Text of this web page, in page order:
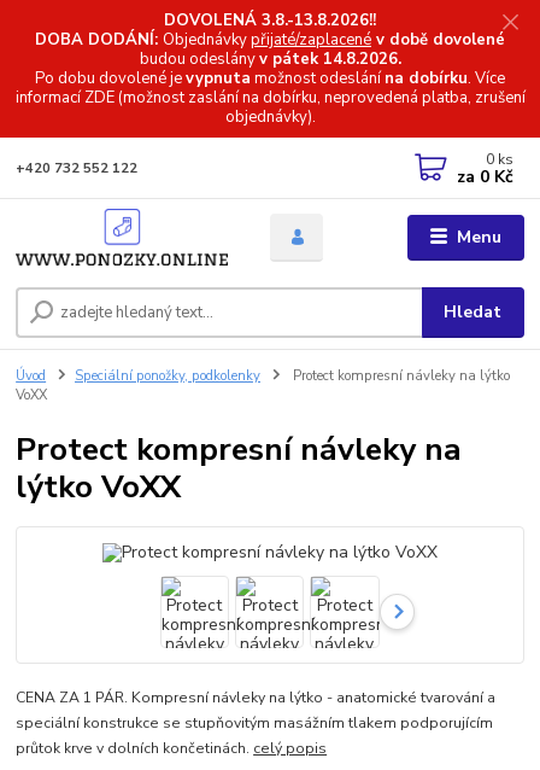
DOVOLENÁ 3.8.-13.8.2026!!
DOBA DODÁNÍ: Objednávkypřijaté/zaplacené v době dovolené
budou odeslányv pátek 14.8.2026.
Po dobu dovolené jevypnuta možnost odeslánína dobírku. Více
informacíZDE (možnost zaslání na dobírku, neprovedená platba, zrušení
objednávky).
Menu
Hledat
+420 732 552 122 0 ks
za 0 Kč
Úvod Speciální ponožky, podkolenky
Protect kompresní návleky na lýtko
VoXX
Protect kompresní návleky na
lýtko VoXX
CENA ZA 1 PÁR. Kompresní návleky na lýtko - anatomické tvarování a
speciální konstrukce se stupňovitým masážním tlakem podporujícím
průtok krve v dolních končetinách. celý popis